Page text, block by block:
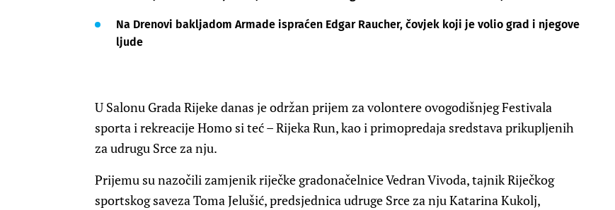
Na Drenovi bakljadom Armade ispraćen Edgar Raucher, čovjek koji je volio grad i njegove
ljude
U Salonu Grada Rijeke danas je održan prijem za volontere ovogodišnjeg Festivala
sporta i rekreacije Homo si teć – Rijeka Run, kao i primopredaja sredstava prikupljenih
za udrugu Srce za nju.
Prijemu su nazočili zamjenik riječke gradonačelnice Vedran Vivoda, tajnik Riječkog
sportskog saveza Toma Jelušić, predsjednica udruge Srce za nju Katarina Kukolj,